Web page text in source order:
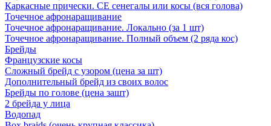
Каркасные прически. СЕ сенегалы или косы (вся голова)
Точечное афронаращивание
Точечное афронаращивание. Локально (за 1 шт)
Точечное афронаращивание. Полный объем (2 ряда кос)
Брейды
Французские косы
Сложный брейд с узором (цена за шт)
Дополнительный брейд из своих волос
Брейды по голове (цена зашт)
2 брейда у лица
Водопад